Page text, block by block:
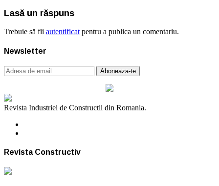
Lasă un răspuns
Trebuie să fii autentificat pentru a publica un comentariu.
Newsletter
Revista Industriei de Constructii din Romania.
Revista Constructiv